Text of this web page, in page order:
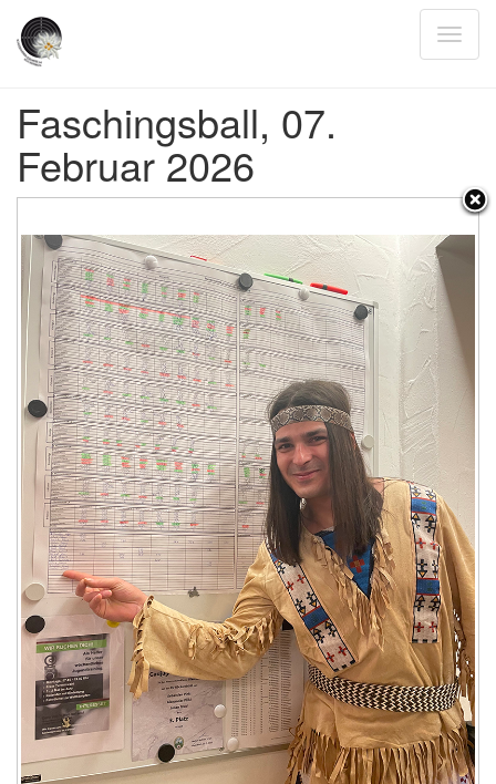
Faschingsball, 07.
Februar 2026